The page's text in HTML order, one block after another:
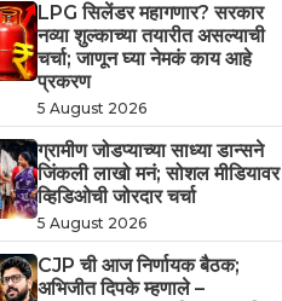
LPG सिलेंडर महागणार? सरकार
नव्या शुल्काच्या तयारीत असल्याची
चर्चा; जाणून घ्या नेमकं काय आहे
प्रकरण
5 August 2026
ग्रामीण जोडप्याच्या साध्या डान्सने
जिंकली लाखो मनं; सोशल मीडियावर
व्हिडिओची जोरदार चर्चा
5 August 2026
CJP ची आज निर्णायक बैठक;
अभिजीत दिपके म्हणाले –